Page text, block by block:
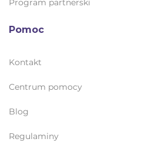
Program partnerski
Pomoc
Kontakt
Centrum pomocy
Blog
Regulaminy